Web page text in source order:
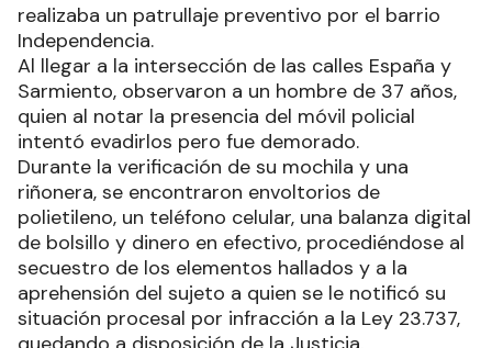
realizaba un patrullaje preventivo por el barrio
Independencia.
Al llegar a la intersección de las calles España y
Sarmiento, observaron a un hombre de 37 años,
quien al notar la presencia del móvil policial
intentó evadirlos pero fue demorado.
Durante la verificación de su mochila y una
riñonera, se encontraron envoltorios de
polietileno, un teléfono celular, una balanza digital
de bolsillo y dinero en efectivo, procediéndose al
secuestro de los elementos hallados y a la
aprehensión del sujeto a quien se le notificó su
situación procesal por infracción a la Ley 23.737,